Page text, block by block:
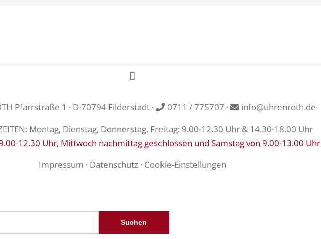
Pfarrstraße 1 · D-70794 Filderstadt · 0711 / 775707 ·
info@uhrenroth.de
Montag, Dienstag, Donnerstag, Freitag: 9.00-12.30 Uhr & 14.30-18.00 Uhr
12.30 Uhr, Mittwoch nachmittag geschlossen und Samstag von 9.00-13.00 Uhr
Impressum · Datenschutz · Cookie-Einstellungen
Suchen